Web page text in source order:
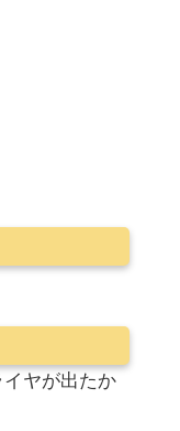
ヤが出たか